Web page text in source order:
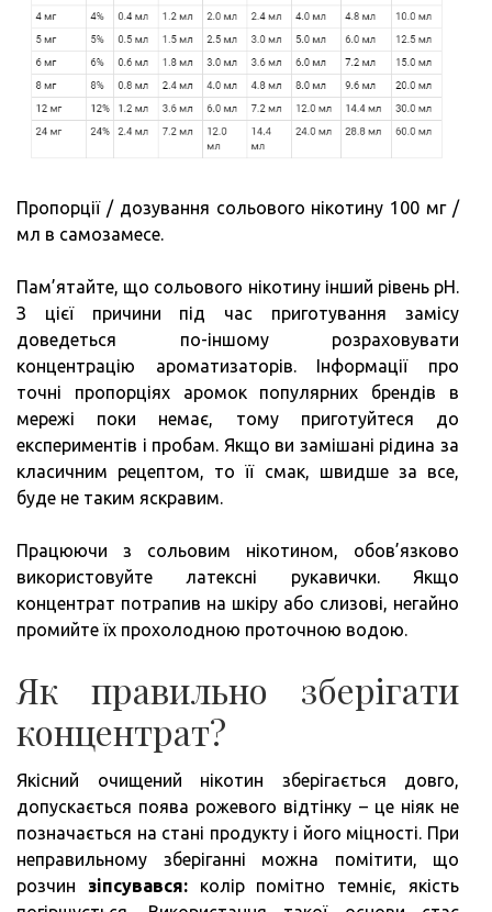
Пропорції / дозування сольового нікотину 100 мг /
мл в самозамесе.
Пам’ятайте, що сольового нікотину інший рівень pH.
З цієї причини під час приготування замісу
доведеться по-іншому розраховувати
концентрацію ароматизаторів. Інформації про
точні пропорціях аромок популярних брендів в
мережі поки немає, тому приготуйтеся до
експериментів і пробам. Якщо ви замішані рідина за
класичним рецептом, то її смак, швидше за все,
буде не таким яскравим.
Працюючи з сольовим нікотином, обов’язково
використовуйте латексні рукавички. Якщо
концентрат потрапив на шкіру або слизові, негайно
промийте їх прохолодною проточною водою.
Як правильно зберігати
концентрат?
Якісний очищений нікотин зберігається довго,
допускається поява рожевого відтінку – це ніяк не
позначається на стані продукту і його міцності. При
неправильному зберіганні можна помітити, що
розчин зіпсувався:колір помітно темніє, якість